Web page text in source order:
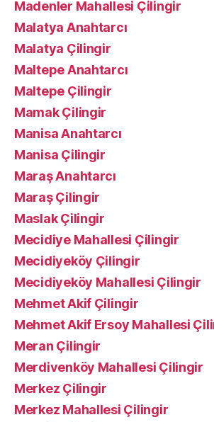
Madenler Mahallesi Çilingir
Malatya Anahtarcı
Malatya Çilingir
Maltepe Anahtarcı
Maltepe Çilingir
Mamak Çilingir
Manisa Anahtarcı
Manisa Çilingir
Maraş Anahtarcı
Maraş Çilingir
Maslak Çilingir
Mecidiye Mahallesi Çilingir
Mecidiyeköy Çilingir
Mecidiyeköy Mahallesi Çilingir
Mehmet Akif Çilingir
Mehmet Akif Ersoy Mahallesi
Meran Çilingir
Merdivenköy Mahallesi Çilingir
Merkez Çilingir
Merkez Mahallesi Çilingir